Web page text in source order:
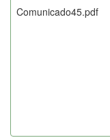
Comunicado45.pdf